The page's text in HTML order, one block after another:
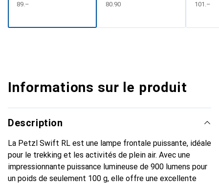
CHF
89.– CHF
80.90 CHF
101.–
Informations sur le produit
Description
La Petzl Swift RL est une lampe frontale puissante, idéale
pour le trekking et les activités de plein air. Avec une
impressionnante puissance lumineuse de 900 lumens pour
un poids de seulement 100 g, elle offre une excellente